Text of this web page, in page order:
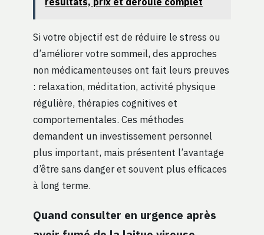
Si votre objectif est de réduire le stress ou
d’améliorer votre sommeil, des approches
non médicamenteuses ont fait leurs preuves
: relaxation, méditation, activité physique
régulière, thérapies cognitives et
comportementales. Ces méthodes
demandent un investissement personnel
plus important, mais présentent l’avantage
d’être sans danger et souvent plus efficaces
à long terme.
Quand consulter en urgence après